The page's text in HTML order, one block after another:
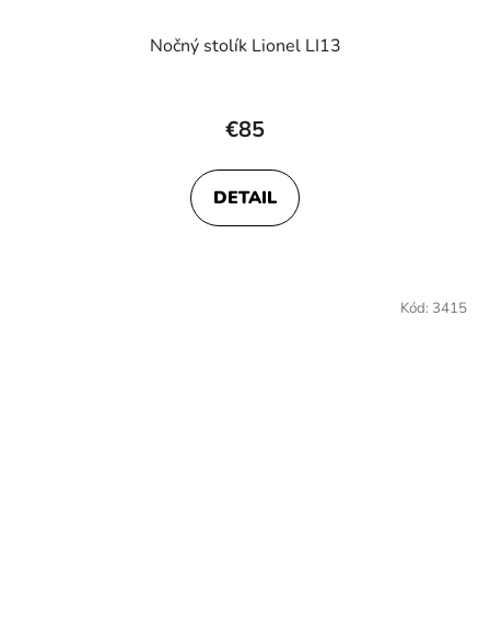
Nočný stolík Lionel LI13
€85
DETAIL
Kód: 3415